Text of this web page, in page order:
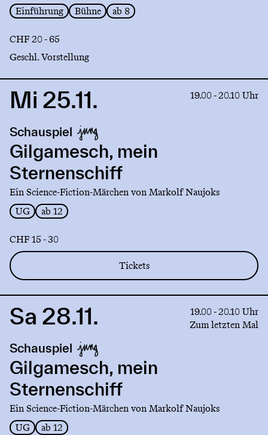
Einführung
Bühne ab 8
CHF 20 - 65
Geschl. Vorstellung
Link
Gilgamesch,
mein
Sternenschiff
Mi 25.11. 19.00 - 20.10 Uhr
Schauspiel
Gilgamesch, mein
Sternenschiff
Ein Science-Fiction-Märchen von Markolf Naujoks
UG
ab 12
CHF 15 - 30
Tickets
Link
Gilgamesch,
mein
Sternenschiff
Sa 28.11.
19.00 - 20.10 Uhr
Zum letzten Mal
Schauspiel
Gilgamesch, mein
Sternenschiff
Ein Science-Fiction-Märchen von Markolf Naujoks
UG
ab 12